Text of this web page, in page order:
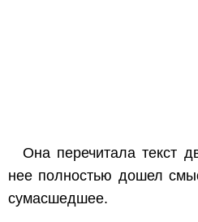
Она перечитала текст
нее полностью дошел
сумасшедшее.